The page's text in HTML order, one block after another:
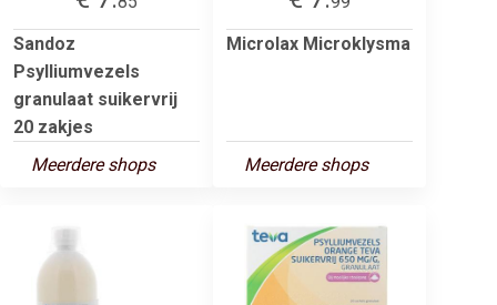
Sandoz
Psylliumvezels
granulaat suikervrij
20 zakjes
Meerdere shops
Microlax Microklysma
Meerdere shops